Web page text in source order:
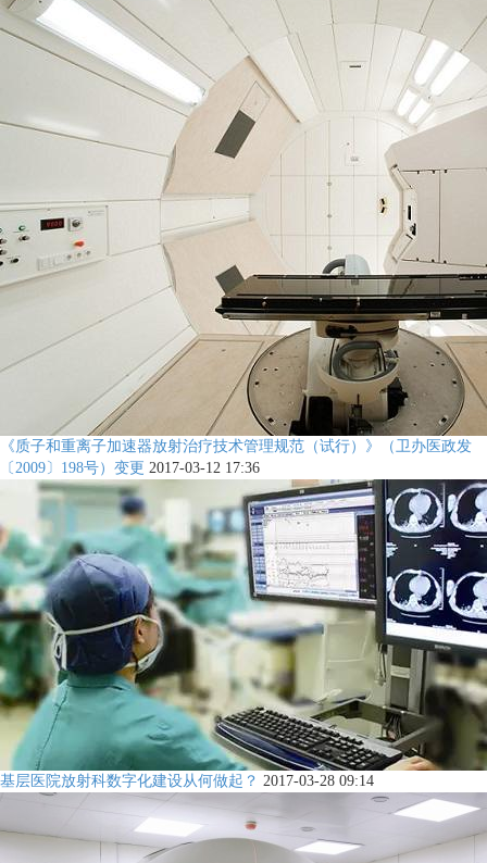
《质子和重离子加速器放射治疗技术管理规范（试行）》（卫办医政发
〔2009〕198号）变更 2017-03-12 17:36
基层医院放射科数字化建设从何做起？ 2017-03-28 09:14